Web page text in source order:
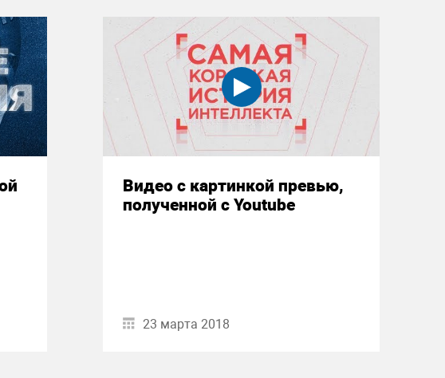
Видео с картинкой превью,
полученной с Youtube
23 марта 2018